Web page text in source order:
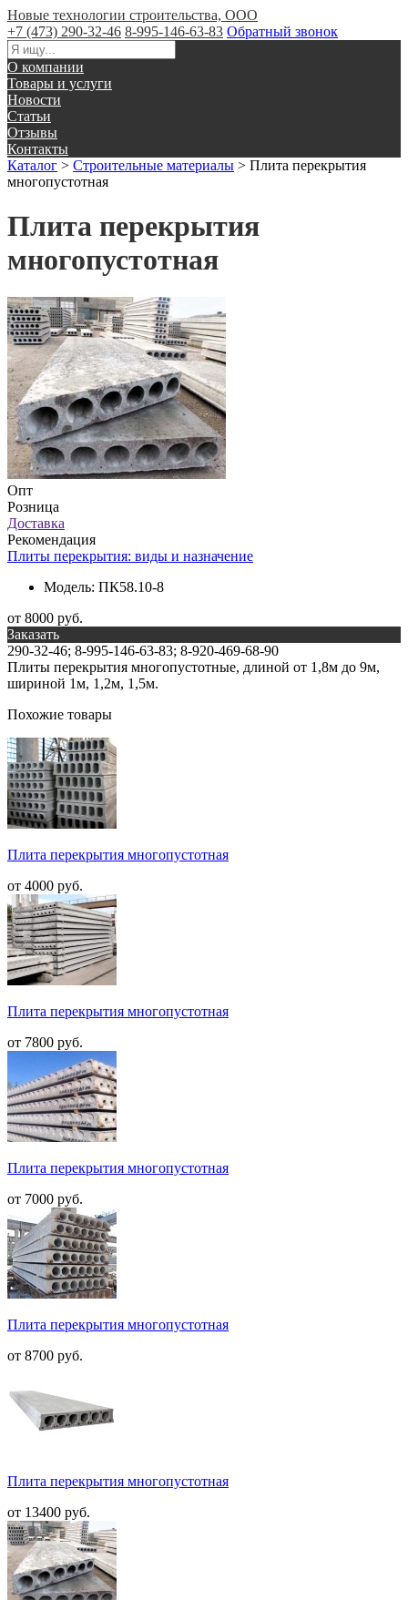
Новые технологии строительства, ООО
+7 (473) 290-32-46 8-995-146-63-83 Обратный звонок
О компании
Товары и услуги
Новости
Статьи
Отзывы
Контакты
Каталог > Строительные материалы > Плита перекрытия
многопустотная
Плита перекрытия
многопустотная
Опт
Розница
Доставка
Рекомендация
Плиты перекрытия: виды и назначение
Модель: ПК58.10-8
от 8000 руб.
Заказать
290-32-46; 8-995-146-63-83; 8-920-469-68-90
Плиты перекрытия многопустотные, длиной от 1,8м до 9м,
шириной 1м, 1,2м, 1,5м.
Похожие товары
Плита перекрытия многопустотная
от 4000 руб.
Плита перекрытия многопустотная
от 7800 руб.
Плита перекрытия многопустотная
от 7000 руб.
Плита перекрытия многопустотная
от 8700 руб.
Плита перекрытия многопустотная
от 13400 руб.